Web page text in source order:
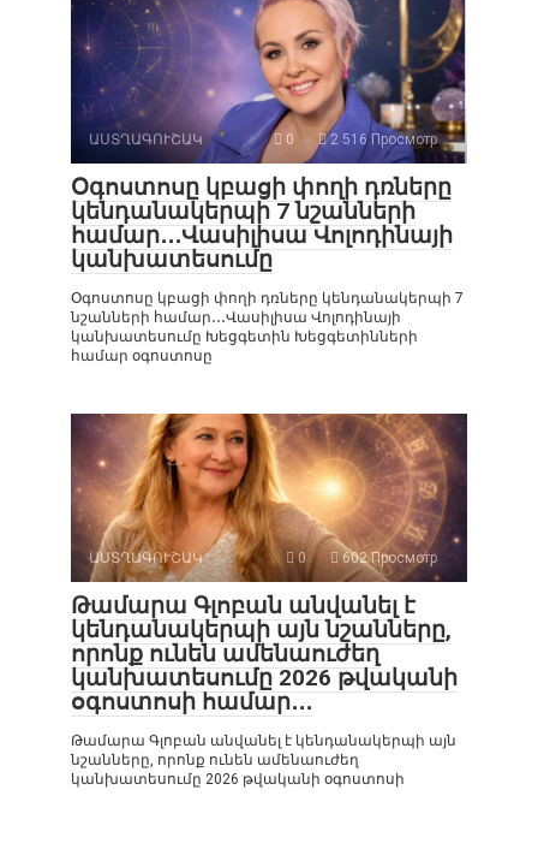
ԱՍՏՂԱԳՈՒՇԱԿ 0 2 516 Просмотр
Օգոստոսը կբացի փողի դռները
կենդանակերպի 7 նշանների
համար․․․Վասիլիսա Վոլոդինայի
կանխատեսումը
Օգոստոսը կբացի փողի դռները կենդանակերպի 7
նշանների համար․․․Վասիլիսա Վոլոդինայի
կանխատեսումը Խեցգետին Խեցգետինների
համար օգոստոսը
ԱՍՏՂԱԳՈՒՇԱԿ 0 602 Просмотр
Թամարա Գլոբան անվանել է
կենդանակերպի այն նշանները,
որոնք ունեն ամենաուժեղ
կանխատեսումը 2026 թվականի
օգոստոսի համար․․․
Թամարա Գլոբան անվանել է կենդանակերպի այն
նշանները, որոնք ունեն ամենաուժեղ
կանխատեսումը 2026 թվականի օգոստոսի